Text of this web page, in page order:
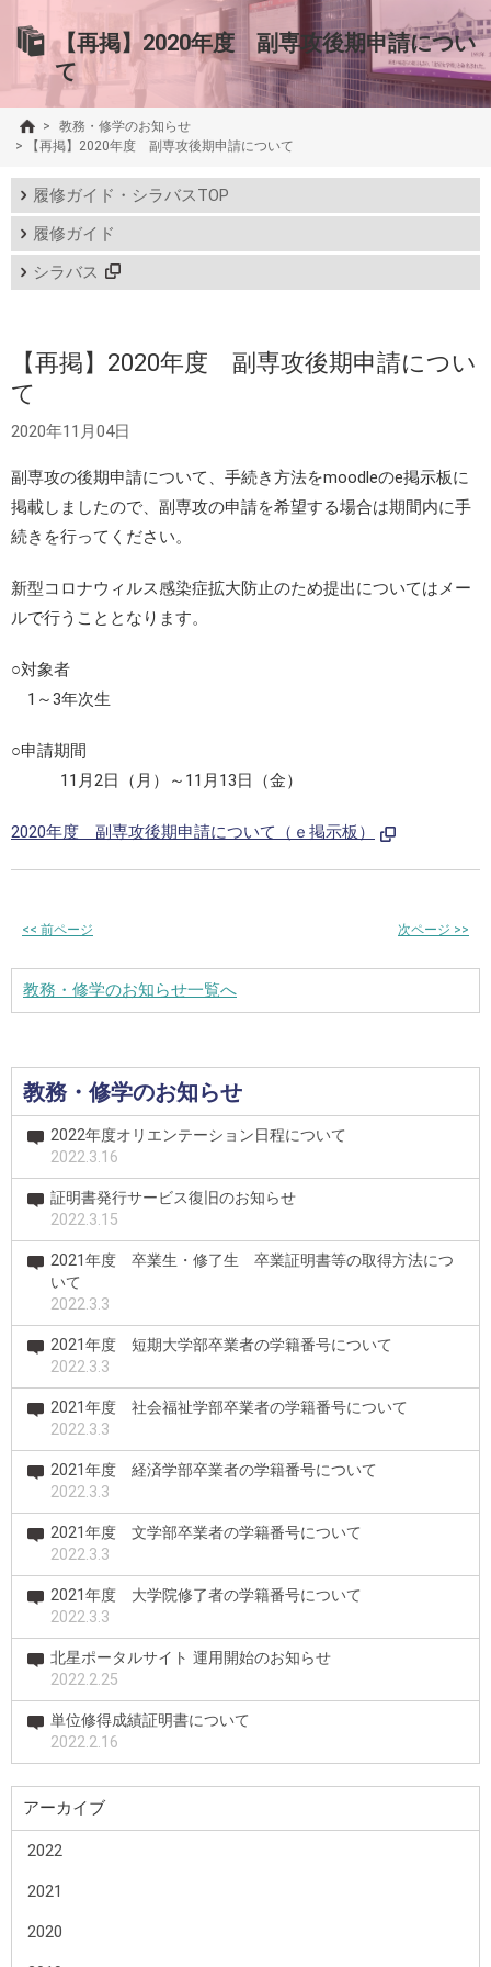
【再掲】2020年度 副専攻後期申請につい
て
>
教務・修学のお知らせ
>
【再掲】2020年度 副専攻後期申請について
履修ガイド・シラバスTOP
履修ガイド
シラバス
【再掲】2020年度 副専攻後期申請につい
て
2020年11月04日
副専攻の後期申請について、手続き方法をmoodleのe掲示板に
掲載しましたので、副専攻の申請を希望する場合は期間内に手
続きを行ってください。
新型コロナウィルス感染症拡大防止のため提出についてはメー
ルで行うこととなります。
○対象者
1～3年次生
○申請期間
11月2日（月）～11月13日（金）
2020年度 副専攻後期申請について（ｅ掲示板）
<< 前ページ 次ページ >>
教務・修学のお知らせ一覧へ
教務・修学のお知らせ
2022年度オリエンテーション日程について
2022.3.16
証明書発行サービス復旧のお知らせ
2022.3.15
2021年度 卒業生・修了生 卒業証明書等の取得方法につ
いて
2022.3.3
2021年度 短期大学部卒業者の学籍番号について
2022.3.3
2021年度 社会福祉学部卒業者の学籍番号について
2022.3.3
2021年度 経済学部卒業者の学籍番号について
2022.3.3
2021年度 文学部卒業者の学籍番号について
2022.3.3
2021年度 大学院修了者の学籍番号について
2022.3.3
北星ポータルサイト 運用開始のお知らせ
2022.2.25
単位修得成績証明書について
2022.2.16
アーカイブ
2022
2021
2020